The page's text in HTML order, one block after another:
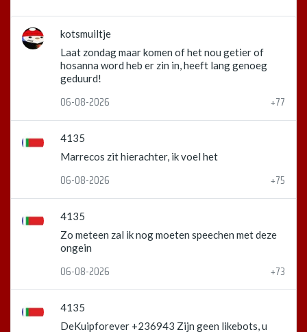
kotsmuiltje
Laat zondag maar komen of het nou getier of
hosanna word heb er zin in, heeft lang genoeg
geduurd!
06-08-2026 +77
4135
Marrecos zit hierachter, ik voel het
06-08-2026 +75
4135
Zo meteen zal ik nog moeten speechen met deze
ongein
06-08-2026 +73
4135
DeKuipforever +236943 Zijn geen likebots, u